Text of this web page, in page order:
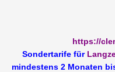
https://
Sondertarife für
mindestens 2 Monaten